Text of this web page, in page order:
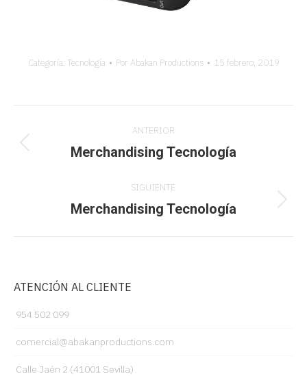
Categoría: Tecnología Por Abakan Productions 15 febrero, 2019
Navegación
entre
ANTERIOR
Proyecto
Merchandising Tecnología
SIGUIENTE
Proyecto
Merchandising Tecnología
ATENCIÓN AL CLIENTE
954 502 099
comercial@abakanproductions.com
Calle Jaén 2 (41001 Sevilla)